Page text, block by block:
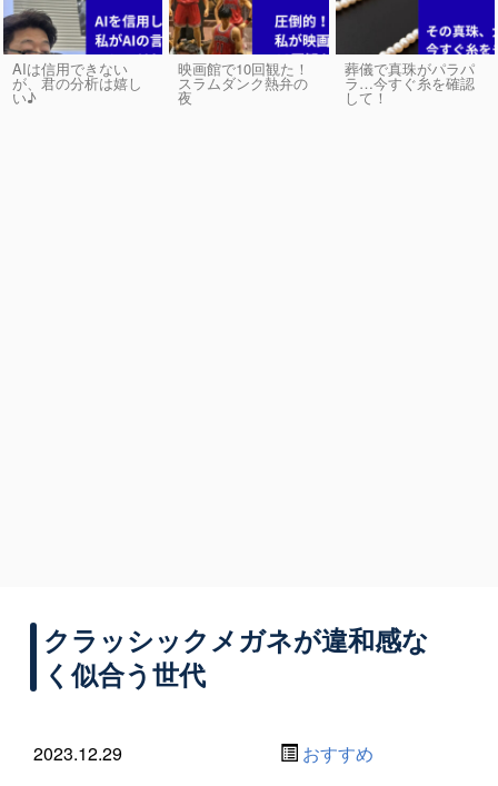
AIは信用できない
が、君の分析は嬉し
い♪
映画館で10回観た！
スラムダンク熱弁の
夜
葬儀で真珠がパラパ
ラ…今すぐ糸を確認
して！
クラッシックメガネが違和感な
く似合う世代
2023.12.29
おすすめ